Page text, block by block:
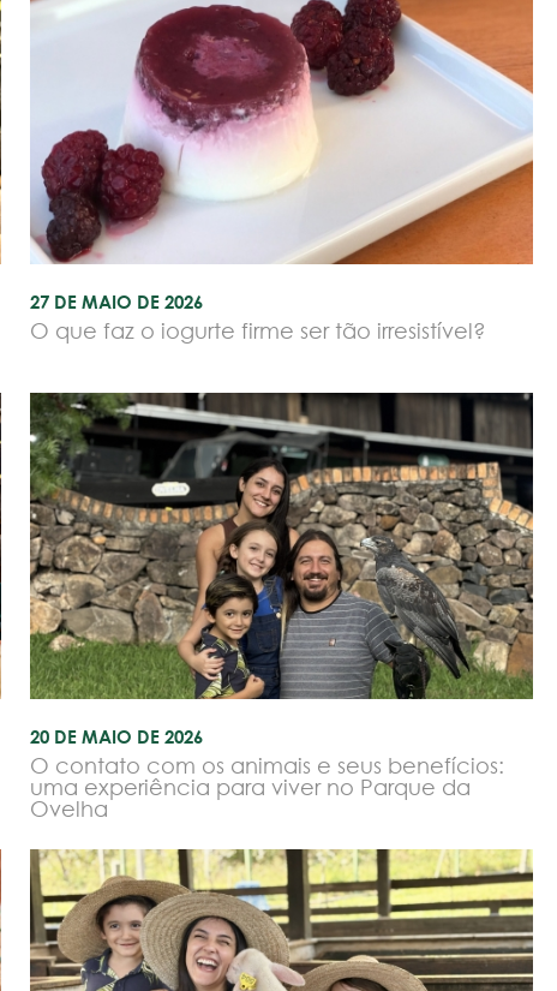
27 DE MAIO DE 2026
O que faz o iogurte firme ser tão irresistível?
20 DE MAIO DE 2026
O contato com os animais e seus benefícios:
uma experiência para viver no Parque da
Ovelha